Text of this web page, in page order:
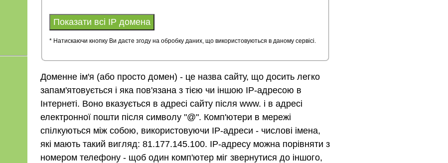
* Натискаючи кнопку Ви даєте згоду на обробку даних, що використовуються в даному сервісі.
Доменне ім'я (або просто домен) - це назва сайту, що досить легко
запам'ятовується і яка пов'язана з тією чи іншою IP-адресою в
Інтернеті. Воно вказується в адресі сайту після www. і в адресі
електронної пошти після символу "@". Комп'ютери в мережі
спілкуються між собою, використовуючи IP-адреси - числові імена,
які мають такий вигляд: 81.177.145.100. IP-адресу можна порівняти з
номером телефону - щоб один комп'ютер міг звернутися до іншого,